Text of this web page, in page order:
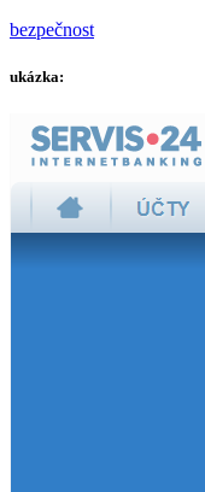
bezpečnost
ukázka: